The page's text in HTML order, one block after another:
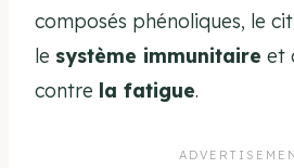
composés phénoliques, le
le système immunitaire et
contre la fatigue.